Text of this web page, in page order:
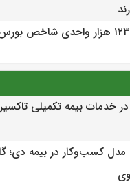
خدمات بیمه تکمیلی
مدل کسب‌وکار در بیمه دی؛